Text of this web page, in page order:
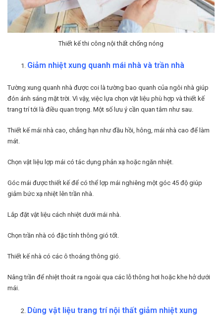
Thiết kế thi công nội thất chống nóng
Giảm nhiệt xung quanh mái nhà và trần nhà
Tường xung quanh nhà được coi là tường bao quanh của ngôi nhà giúp
đón ánh sáng mặt trời. Vì vậy, việc lựa chọn vật liệu phù hợp và thiết kế
trang trí tới là điều quan trọng. Một số lưu ý cần quan tâm như sau.
Thiết kế mái nhà cao, chẳng hạn như đầu hồi, hông, mái nhà cao để làm
mát.
Chọn vật liệu lợp mái có tác dụng phản xạ hoặc ngăn nhiệt.
Góc mái được thiết kế để có thể lợp mái nghiêng một góc 45 độ giúp
giảm bức xạ nhiệt lên trần nhà.
Lắp đặt vật liệu cách nhiệt dưới mái nhà.
Chọn trần nhà có đặc tính thông gió tốt.
Thiết kế nhà có các ô thoáng thông gió.
Nâng trần để nhiệt thoát ra ngoài qua các lỗ thông hơi hoặc khe hở dưới
mái.
Dùng vật liệu trang trí nội thất giảm nhiệt xung